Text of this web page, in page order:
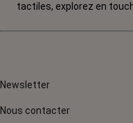
tactiles, explorez en
Newsletter
Nous contacter